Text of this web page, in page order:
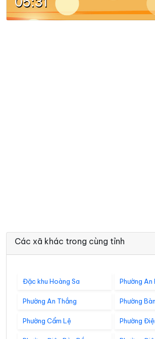
Các xã khác trong cùng tỉnh
Đặc khu Hoàng Sa Phường An
Phường An Thắng Phường
Phường Cẩm Lệ Phường